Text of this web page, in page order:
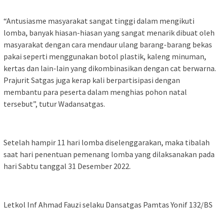
“Antusiasme masyarakat sangat tinggi dalam mengikuti
lomba, banyak hiasan-hiasan yang sangat menarik dibuat oleh
masyarakat dengan cara mendaur ulang barang-barang bekas
pakai seperti menggunakan botol plastik, kaleng minuman,
kertas dan lain-lain yang dikombinasikan dengan cat berwarna.
Prajurit Satgas juga kerap kali berpartisipasi dengan
membantu para peserta dalam menghias pohon natal
tersebut”, tutur Wadansatgas.
Setelah hampir 11 hari lomba diselenggarakan, maka tibalah
saat hari penentuan pemenang lomba yang dilaksanakan pada
hari Sabtu tanggal 31 Desember 2022.
Letkol Inf Ahmad Fauzi selaku Dansatgas Pamtas Yonif 132/BS